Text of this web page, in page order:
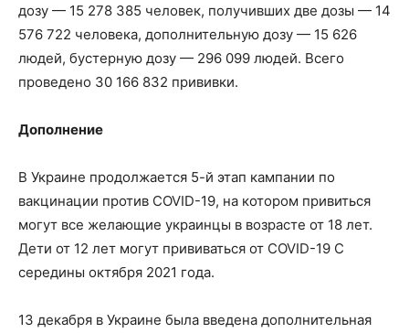
дозу — 15 278 385 человек, получивших две дозы — 14
576 722 человека, дополнительную дозу — 15 626
людей, бустерную дозу — 296 099 людей. Всего
проведено 30 166 832 прививки.
Дополнение
В Украине продолжается 5-й этап кампании по
вакцинации против COVID-19, на котором привиться
могут все желающие украинцы в возрасте от 18 лет.
Дети от 12 лет могут прививаться от COVID-19 С
середины октября 2021 года.
13 декабря в Украине была введена дополнительная